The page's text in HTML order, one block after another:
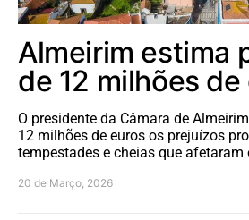
Almeirim estima
de 12 milhões de
O presidente da Câmara de
12 milhões de euros os prejuízos
tempestades e cheias que afetaram
20 de Março, 2026